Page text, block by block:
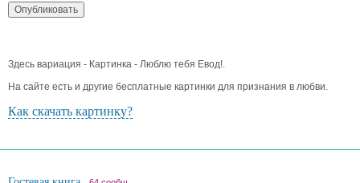
Здесь вариация - Картинка - Люблю тебя Евод!.
На сайте есть и другие бесплатные картинки для признания в любви.
Как скачать картинку?